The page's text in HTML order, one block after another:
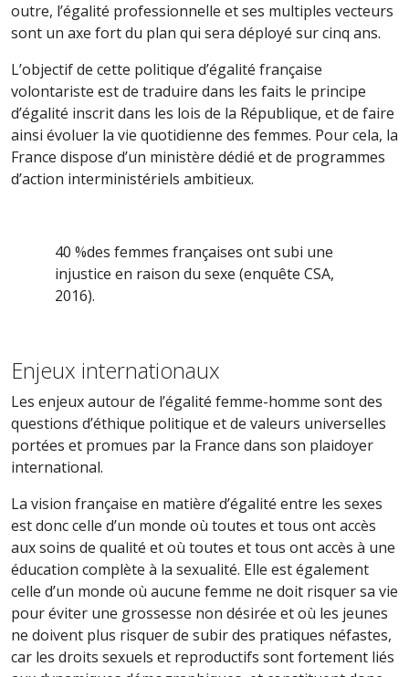
outre, l’égalité professionnelle et ses multiples vecteurs
sont un axe fort du plan qui sera déployé sur cinq ans.
L’objectif de cette politique d’égalité française
volontariste est de traduire dans les faits le principe
d’égalité inscrit dans les lois de la République, et de faire
ainsi évoluer la vie quotidienne des femmes. Pour cela, la
France dispose d’un ministère dédié et de programmes
d’action interministériels ambitieux.
40 %des femmes françaises ont subi une
injustice en raison du sexe (enquête CSA,
2016).
Enjeux internationaux
Les enjeux autour de l’égalité femme-homme sont des
questions d’éthique politique et de valeurs universelles
portées et promues par la France dans son plaidoyer
international.
La vision française en matière d’égalité entre les sexes
est donc celle d’un monde où toutes et tous ont accès
aux soins de qualité et où toutes et tous ont accès à une
éducation complète à la sexualité. Elle est également
celle d’un monde où aucune femme ne doit risquer sa vie
pour éviter une grossesse non désirée et où les jeunes
ne doivent plus risquer de subir des pratiques néfastes,
car les droits sexuels et reproductifs sont fortement liés